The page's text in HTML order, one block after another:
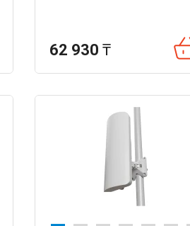
62 930 ₸